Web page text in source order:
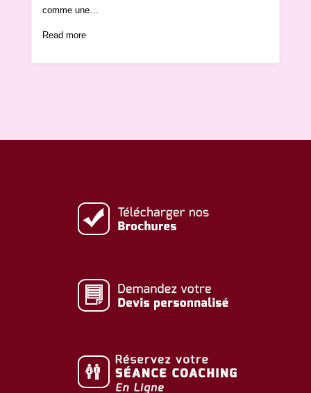
comme une…
Read more